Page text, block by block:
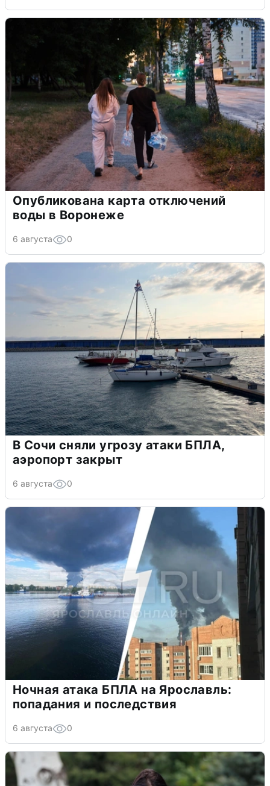
Опубликована карта отключений
воды в Воронеже
6 августа 0
В Сочи сняли угрозу атаки БПЛА,
аэропорт закрыт
6 августа 0
Ночная атака БПЛА на Ярославль:
попадания и последствия
6 августа 0